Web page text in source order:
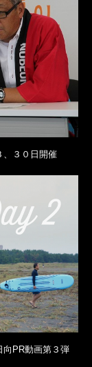
３０日開催
PR動画第３弾